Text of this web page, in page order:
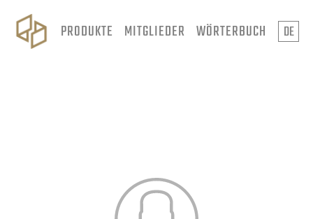
PRODUKTE MITGLIEDER WÖRTERBUCH DE